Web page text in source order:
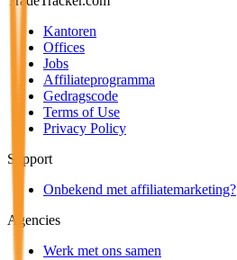
Kantoren
Offices
Jobs
Affiliateprogramma
Gedragscode
Terms of Use
Privacy Policy
Support
Onbekend met affiliatemarketing?
Agencies
Werk met ons samen